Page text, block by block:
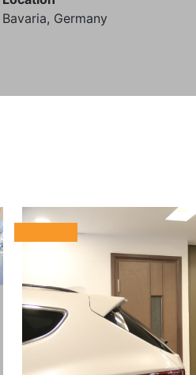
Bavaria, Germany